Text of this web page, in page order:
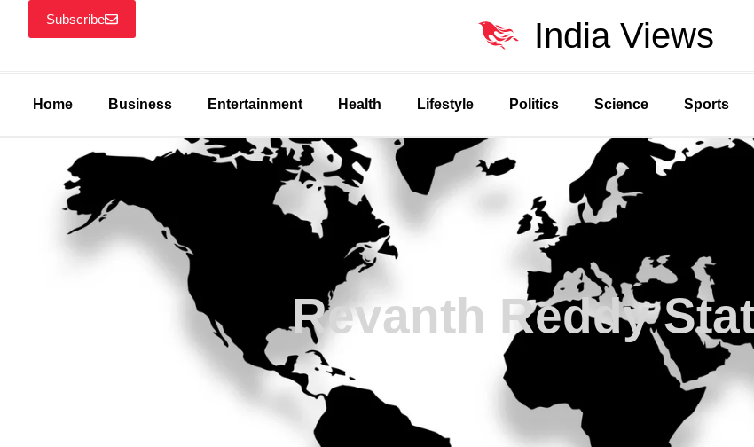
Subscribe India Views
Home Business Entertainment Health Lifestyle Politics Science Sports
Revanth Reddy